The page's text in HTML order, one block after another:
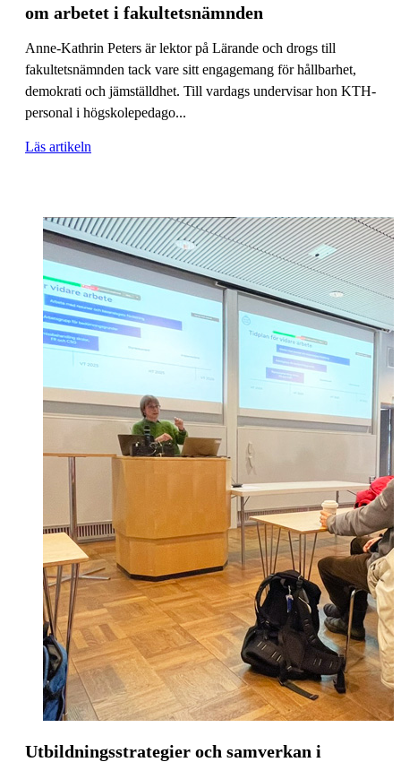
om arbetet i fakultetsnämnden
Anne-Kathrin Peters är lektor på Lärande och drogs till
fakultetsnämnden tack vare sitt engagemang för hållbarhet,
demokrati och jämställdhet. Till vardags undervisar hon KTH-
personal i högskolepedago...
Läs artikeln
Utbildningsstrategier och samverkan i